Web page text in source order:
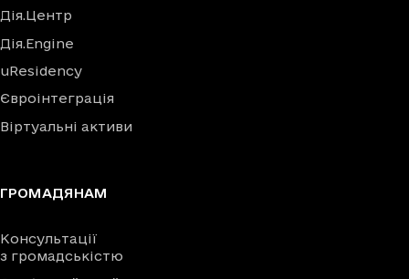
Дія.Центр
Дія.Engine
uResidency
Євроінтеграція
Віртуальні активи
ГРОМАДЯНАМ
Консультації
з громадськістю